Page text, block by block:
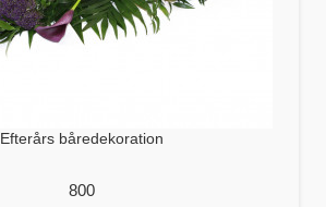
Efterårs båredekoration
800